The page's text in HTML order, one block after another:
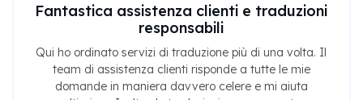
Fantastica assistenza clienti e traduzioni
responsabili
Qui ho ordinato servizi di traduzione più di una volta. Il
team di assistenza clienti risponde a tutte le mie
domande in maniera davvero celere e mi aiuta